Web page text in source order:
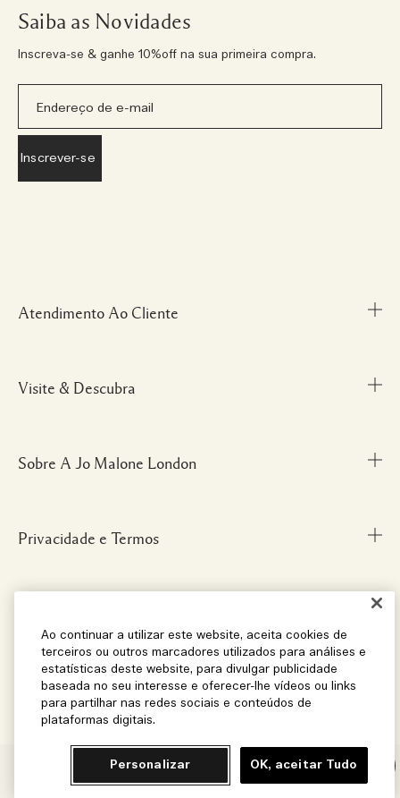
Saiba as Novidades
Inscreva-se & ganhe 10%off na sua primeira compra.
Chat
Atendimento Ao Cliente
Meu Perfil
Personal Shopper
Visite & Descubra
Descubra uma Fragrância
Glossário de Ingredientes
Sobre A Jo Malone London
Nossa História
Privacidade e Termos
Instagram
Facebook
Localização e Idioma
Localização – Brasil
Ao continuar a utilizar este website, aceita cookies de
terceiros ou outros marcadores utilizados para análises e
estatísticas deste website, para divulgar publicidade
baseada no seu interesse e oferecer-lhe vídeos ou links
para partilhar nas redes sociais e conteúdos de
plataformas digitais.
Personalizar OK, aceitar Tudo